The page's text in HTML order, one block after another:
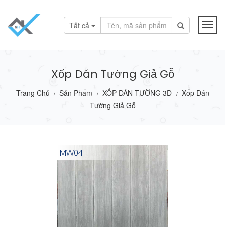
Tất cả
Xốp Dán Tường Giả Gỗ
Trang Chủ / Sản Phẩm / XỐP DÁN TƯỜNG 3D / Xốp Dán
Tường Giả Gỗ